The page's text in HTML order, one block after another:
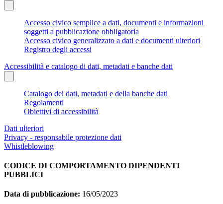
Accesso civico semplice a dati, documenti e informazioni
soggetti a pubblicazione obbligatoria
Accesso civico generalizzato a dati e documenti ulteriori
Registro degli accessi
Accessibilità e catalogo di dati, metadati e banche dati
Catalogo dei dati, metadati e della banche dati
Regolamenti
Obiettivi di accessibilità
Dati ulteriori
Privacy - responsabile protezione dati
Whistleblowing
CODICE DI COMPORTAMENTO DIPENDENTI
PUBBLICI
Data di pubblicazione: 16/05/2023